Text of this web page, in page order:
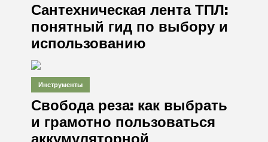
Сантехническая лента ТПЛ:
понятный гид по выбору и
использованию
Инструменты
Свобода реза: как выбрать
и грамотно пользоваться